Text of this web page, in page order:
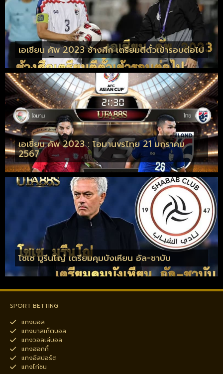
เอเชียน คัพ 2023 ช้างศึก เตรียมตีตั๋วเข้ารอบต่อไป
เอเชี่ยน คัพ 2023 : โอมานvsไทย 21 มกราคม
2567
โชเซ มูรีนโญ่ เตรียมคุมบังเหียน อัล-ชาบับ
SPORT BETTING
แทงบอล
แทงบาสเก็ตบอล
แทงวอลเล่บอล
แทงฮอกกี้
แทงอีสปอร์ต
แทงไก่ชน